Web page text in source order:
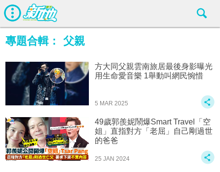
專題合輯： 父親
方大同父親雲南旅居最後身影曝光
用生命愛音樂 1舉動叫網民惋惜
5 MAR 2025
49歲郭羨妮鬧爆Smart Travel「空
姐」直指對方「老屈」自己剛過世
的爸爸
25 JAN 2024